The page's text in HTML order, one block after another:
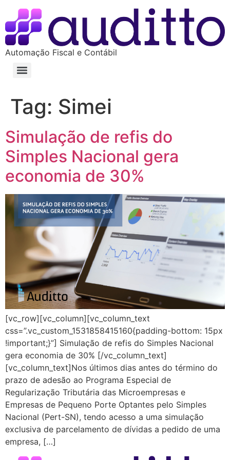
Automação Fiscal e Contábil
Tag: Simei
Simulação de refis do
Simples Nacional gera
economia de 30%
[vc_row][vc_column][vc_column_text
css=”.vc_custom_1531858415160{padding-bottom: 15px
!important;}”] Simulação de refis do Simples Nacional
gera economia de 30% [/vc_column_text]
[vc_column_text]Nos últimos dias antes do término do
prazo de adesão ao Programa Especial de
Regularização Tributária das Microempresas e
Empresas de Pequeno Porte Optantes pelo Simples
Nacional (Pert-SN), tendo acesso a uma simulação
exclusiva de parcelamento de dívidas a pedido de uma
empresa, […]